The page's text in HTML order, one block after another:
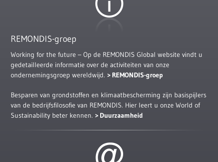
REMONDIS-groep
Working for the future – Op de REMONDIS Global website vindt u
gedetailleerde informatie over de activiteiten van onze
ondernemingsgroep wereldwijd.
REMONDIS-groep
Besparen van grondstoffen en klimaatbescherming zijn basispijlers
van de bedrijfsfilosofie van REMONDIS. Hier leert u onze World of
Sustainability beter kennen.
Duurzaamheid